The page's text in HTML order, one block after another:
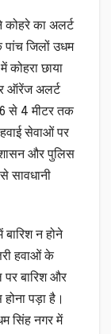
कोहरे का अलर्ट
पांच जिलों उधम
कोहरा छाया
ऑरेंज अलर्ट
6 से 4 मीटर तक
सेवाओं पर
और पुलिस
सावधानी
बारिश न होने
हवाओं के
बारिश और
पड़ा है।
सिंह नगर में